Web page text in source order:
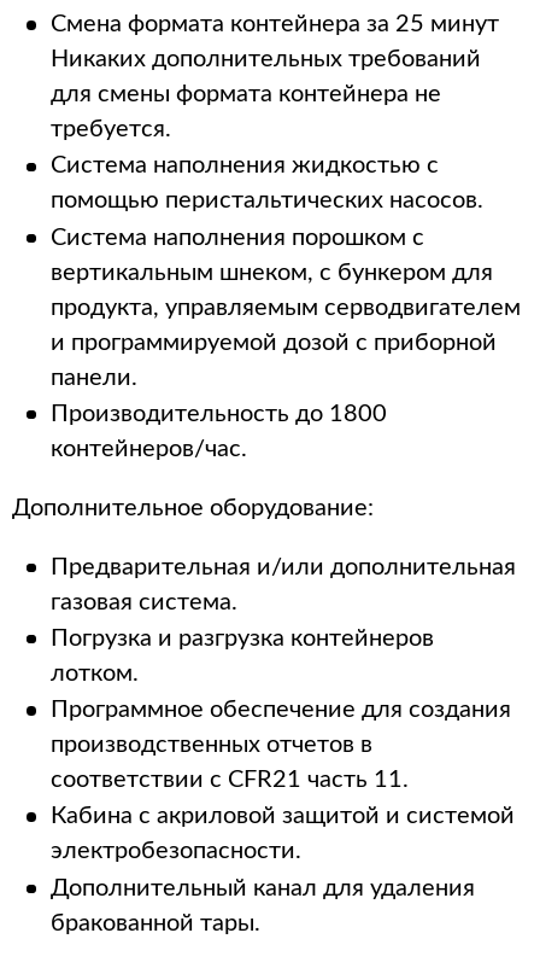
Смена формата контейнера за 25 минут
Никаких дополнительных требований
для смены формата контейнера не
требуется.
Система наполнения жидкостью с
помощью перистальтических насосов.
Система наполнения порошком с
вертикальным шнеком, с бункером для
продукта, управляемым серводвигателем
и программируемой дозой с приборной
панели.
Производительность до 1800
контейнеров/час.
Дополнительное оборудование:
Предварительная и/или дополнительная
газовая система.
Погрузка и разгрузка контейнеров
лотком.
Программное обеспечение для создания
производственных отчетов в
соответствии с CFR21 часть 11.
Кабина с акриловой защитой и системой
электробезопасности.
Дополнительный канал для удаления
бракованной тары.